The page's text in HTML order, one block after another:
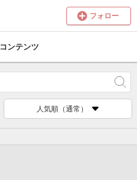
フォロー
コンテンツ
人気順（通常）